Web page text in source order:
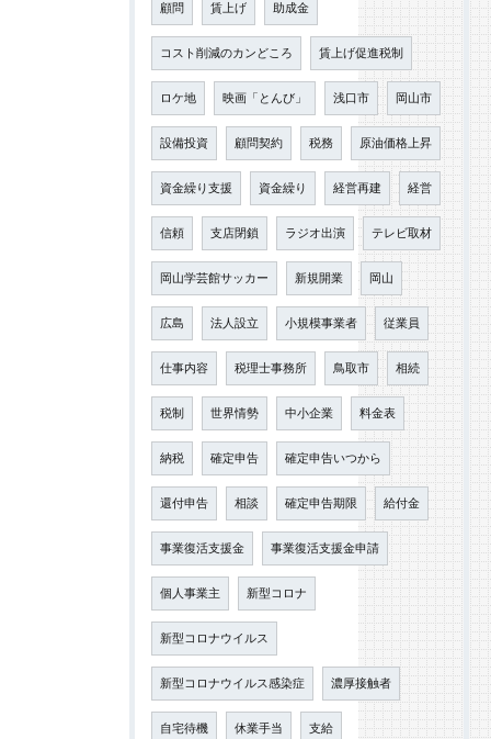
顧問 賃上げ 助成金
コスト削減のカンどころ 賃上げ促進税制
ロケ地 映画「とんび」 浅口市 岡山市
設備投資 顧問契約 税務 原油価格上昇
資金繰り支援 資金繰り 経営再建 経営
信頼 支店閉鎖 ラジオ出演 テレビ取材
岡山学芸館サッカー 新規開業 岡山
広島 法人設立 小規模事業者 従業員
仕事内容 税理士事務所 鳥取市 相続
税制 世界情勢 中小企業 料金表
納税 確定申告 確定申告いつから
還付申告 相談 確定申告期限 給付金
事業復活支援金 事業復活支援金申請
個人事業主 新型コロナ
新型コロナウイルス
新型コロナウイルス感染症 濃厚接触者
自宅待機 休業手当 支給